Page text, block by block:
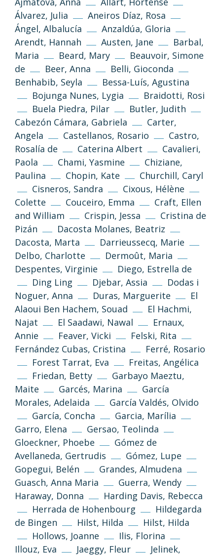
Álvarez, Julia
Aneiros Díaz, Rosa
Ángel, Albalucía
Anzaldúa, Gloria
Arendt, Hannah
Austen, Jane
Barbal,
Maria
Beard, Mary
Beauvoir, Simone
de
Beer, Anna
Belli, Gioconda
Benhabib, Seyla
Bessa-Luís, Agustina
Bojunga Nunes, Lygia
Braidotti, Rosi
Buela Piedra, Pilar
Butler, Judith
Cabezón Cámara, Gabriela
Carter,
Angela
Castellanos, Rosario
Castro,
Rosalía de
Caterina Albert
Cavalieri,
Paola
Chami, Yasmine
Chiziane,
Paulina
Chopin, Kate
Churchill, Caryl
Cisneros, Sandra
Cixous, Hélène
Colette
Couceiro, Emma
Craft, Ellen
and William
Crispin, Jessa
Cristina de
Pizán
Dacosta Molanes, Beatriz
Dacosta, Marta
Darrieussecq, Marie
Delbo, Charlotte
Dermoût, Maria
Despentes, Virginie
Diego, Estrella de
Ding Ling
Djebar, Assia
Dodas i
Noguer, Anna
Duras, Marguerite
El
Alaoui Ben Hachem, Souad
El Hachmi,
Najat
El Saadawi, Nawal
Ernaux,
Annie
Feaver, Vicki
Felski, Rita
Fernández Cubas, Cristina
Ferré, Rosario
Forest Tarrat, Eva
Freitas, Angélica
Friedan, Betty
Garbayo Maeztu,
Maite
Garcés, Marina
García
Morales, Adelaida
García Valdés, Olvido
García, Concha
Garcia, Marília
Garro, Elena
Gersao, Teolinda
Gloeckner, Phoebe
Gómez de
Avellaneda, Gertrudis
Gómez, Lupe
Gopegui, Belén
Grandes, Almudena
Guasch, Anna Maria
Guerra, Wendy
Haraway, Donna
Harding Davis, Rebecca
Herrada de Hohenbourg
Hildegarda
de Bingen
Hilst, Hilda
Hilst, Hilda
Hollows, Joanne
Ilis, Florina
Illouz, Eva
Jaeggy, Fleur
Jelinek,